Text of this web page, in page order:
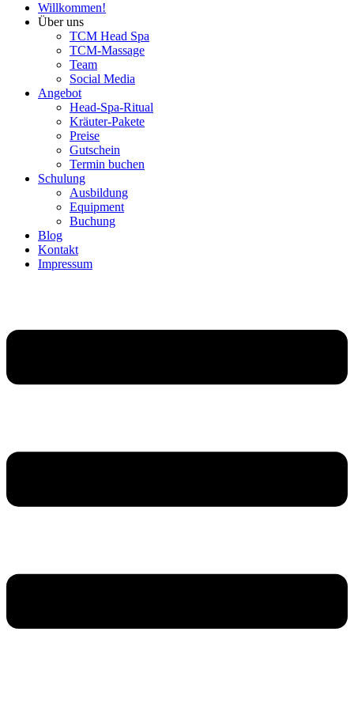
Willkommen!
Über uns
TCM Head Spa
TCM-Massage
Team
Social Media
Angebot
Head-Spa-Ritual
Kräuter-Pakete
Preise
Gutschein
Termin buchen
Schulung
Ausbildung
Equipment
Buchung
Blog
Kontakt
Impressum